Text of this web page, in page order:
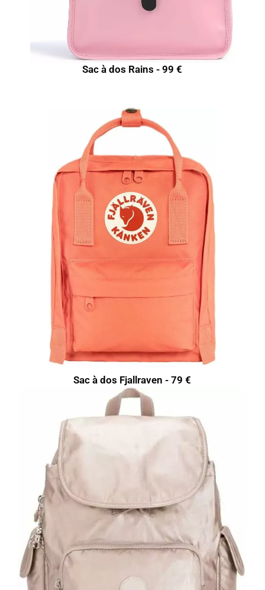
Sac à dos Rains - 99 €
Sac à dos Fjallraven - 79 €